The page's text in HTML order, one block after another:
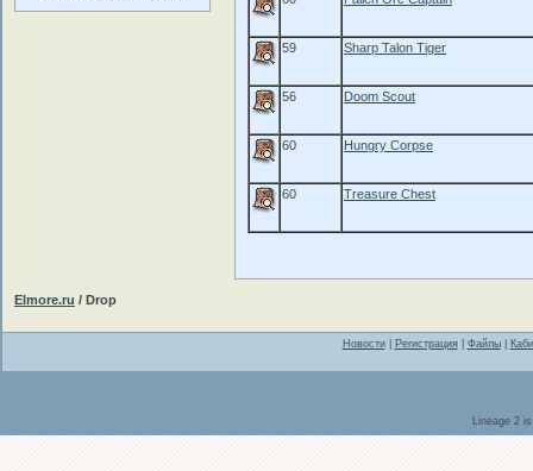
59 Sharp Talon Tiger
56 Doom Scout
60 Hungry Corpse
60 Treasure Chest
Elmore.ru / Drop
Новости| Регистрация| Файлы|
Lineage 2